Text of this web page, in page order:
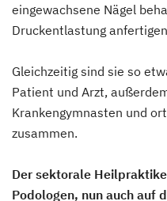
eingewachsene Nägel
Druckentlastung
Gleichzeitig sind sie so
Patient und Arzt,
Krankengymnasten und
zusammen.
Der sektorale
Podologen, nun auch auf